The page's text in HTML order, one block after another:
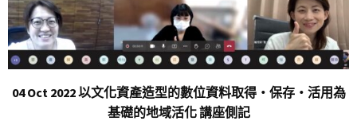
04 Oct 2022 以文化資產造型的數位資料取得・保存・活用為
基礎的地域活化 講座側記